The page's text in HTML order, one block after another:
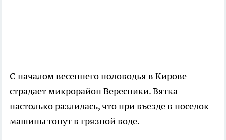
С началом весеннего половодья в Кирове
страдает микрорайон Вересники. Вятка
настолько разлилась, что при въезде в поселок
машины тонут в грязной воде.